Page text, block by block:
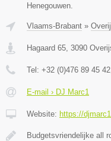
Henegouwen.
Vlaams-Brabant »
Hagaard 65, 3090
Tel: +32 (0)476 89 45 42
E-mail › DJ Marc1
Website: https://
Budgetsvriendelijke all